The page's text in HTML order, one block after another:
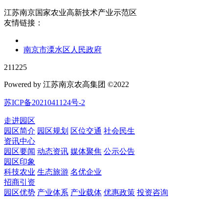
江苏南京国家农业高新技术产业示范区
友情链接：
南京市溧水区人民政府
211225
Powered by 江苏南京农高集团 ©2022
苏ICP备2021041124号-2
走进园区
园区简介 园区规划 区位交通 社会民生
资讯中心
园区要闻 动态资讯 媒体聚焦 公示公告
园区印象
科技农业 生态旅游 名优企业
招商引资
园区优势 产业体系 产业载体 优惠政策 投资咨询